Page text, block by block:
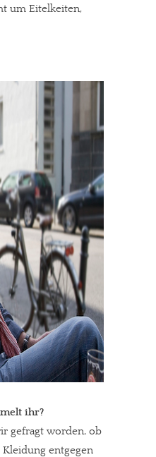
um Eitelkeiten,
ihr?
gefragt worden, ob
entgegen